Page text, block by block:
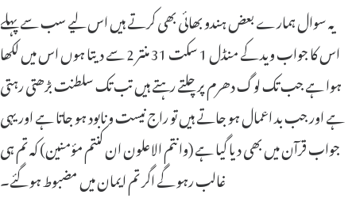
یہ سوال ہمارے بعض ہندو بھائی بھی کرتے ہیں اس لیے سب سے پہلے
اس کا جواب وید کے منڈل 1 سکت 31 منتر 2 سے دیتا ہوں اس میں لکھا
ہوا ہے جب تک لوگ دھرم پر چلتے رہتے ہیں تب تک سلطنت بڑھتی رہتی
ہے اور جب بد اعمال ہو جاتے ہیں تو راج نیست و نابود ہو جاتا ہے اور یہی
جواب قرآن میں بھی دیا گیا ہے (وانتم الاعلون ان كنتم مؤمنين) کہ تم ہی
غالب رہو گے اگر تم ایمان میں مضبوط ہو گئے۔